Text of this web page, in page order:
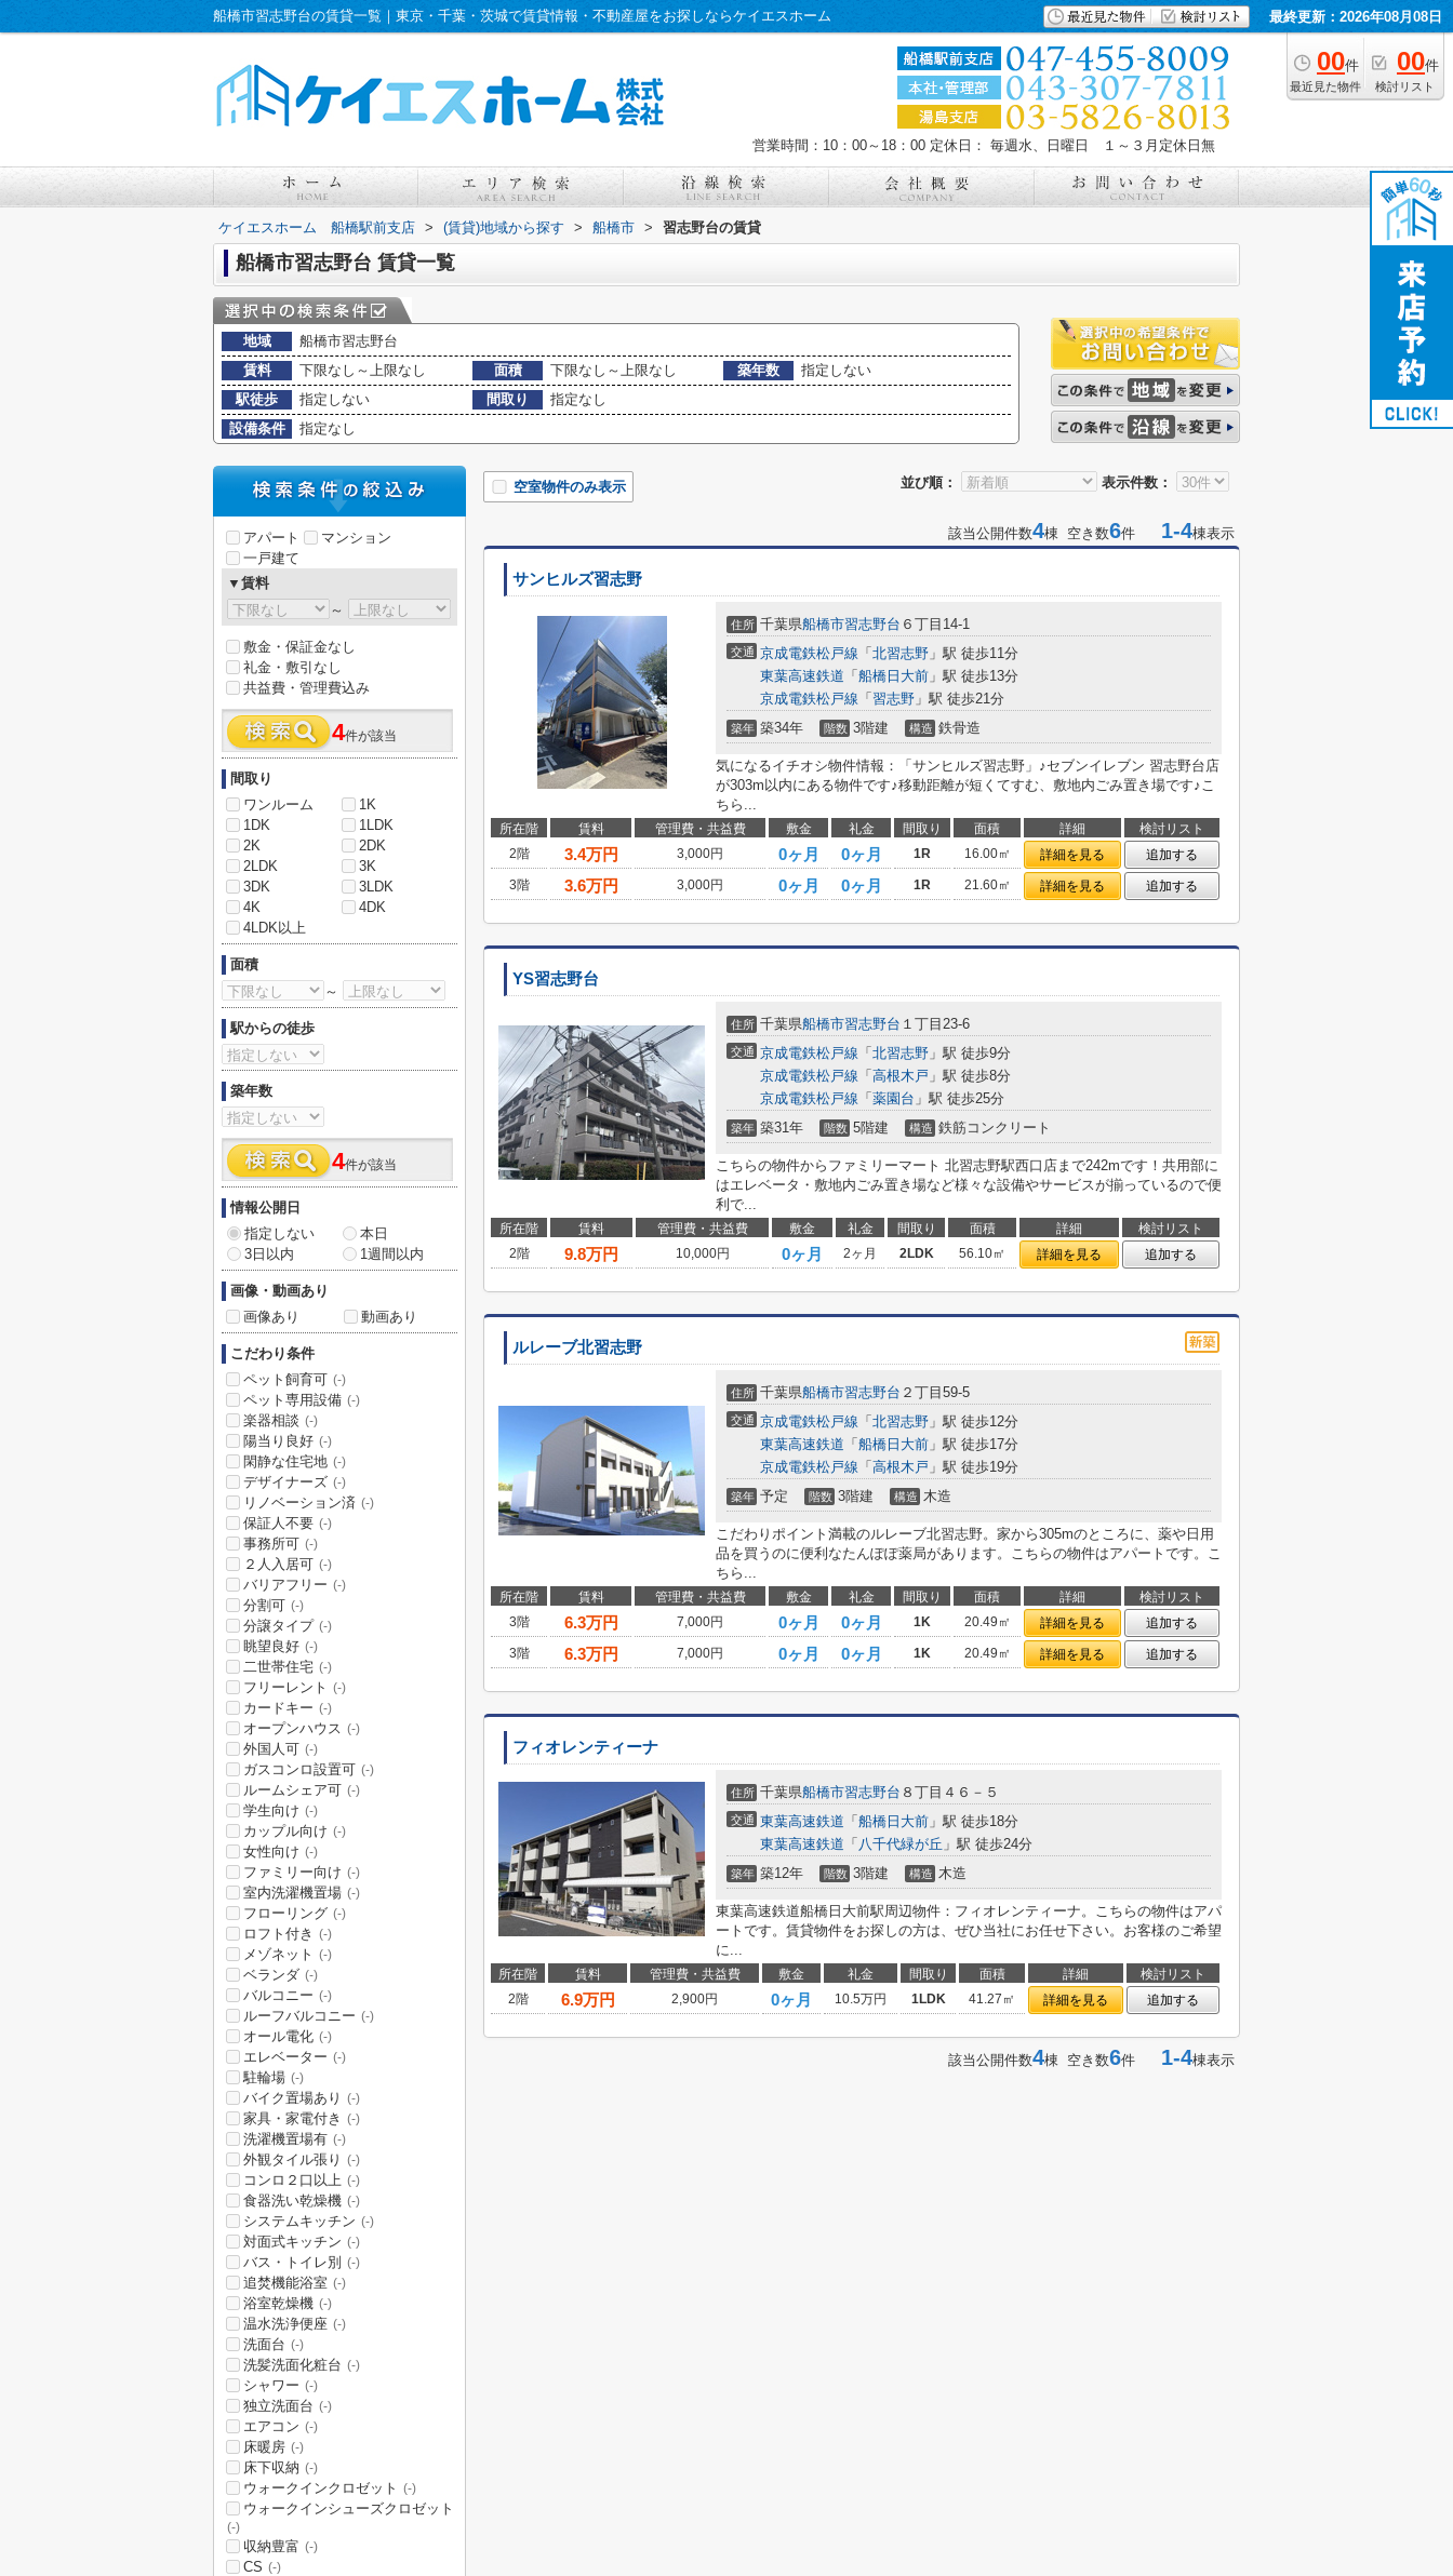
船橋市習志野台の賃貸一覧｜東京・千葉・茨城で賃貸情報・不動産屋をお探しならケイエスホーム 最終更新：2026年08月08日
00件
最近見た物件
00件
検討リスト
営業時間：10：00～18：00 定休日： 毎週水、日曜日 １～３月定休日無
ケイエスホーム 船橋駅前支店 > (賃貸)地域から探す > 船橋市 > 習志野台の賃貸
船橋市習志野台 賃貸一覧
地域
船橋市習志野台
賃料
下限なし～上限なし 面積 下限なし～上限なし 築年数
指定しない
駅徒歩
指定しない 間取り
指定なし
設備条件
指定なし
並び順： 表示件数：
空室物件のみ表示
該当公開件数4棟 空き数6件 1-4棟表示
サンヒルズ習志野
住所 千葉県船橋市習志野台 ６丁目14-1
交通 京成電鉄松戸線 「 北習志野 」駅 徒歩11分
東葉高速鉄道 「 船橋日大前 」駅 徒歩13分
京成電鉄松戸線 「 習志野 」駅 徒歩21分
築年 築34年 階数 3階建 構造 鉄骨造
気になるイチオシ物件情報：「サンヒルズ習志野」♪セブンイレブン 習志野台店
が303m以内にある物件です♪移動距離が短くてすむ、敷地内ごみ置き場です♪こ
ちら...
所在階 賃料 管理費・共益費 敷金 礼金 間取り 面積 詳細
検討リスト
2階
3.4万円 3,000円 0ヶ月 0ヶ月 1R 16.00㎡ 詳細を見る
追加する
3階
3.6万円 3,000円 0ヶ月 0ヶ月 1R 21.60㎡ 詳細を見る 追加する
YS習志野台
住所 千葉県船橋市習志野台 １丁目23-6
交通 京成電鉄松戸線 「 北習志野 」駅 徒歩9分
京成電鉄松戸線 「 高根木戸 」駅 徒歩8分
京成電鉄松戸線 「 薬園台 」駅 徒歩25分
築年 築31年 階数 5階建 構造 鉄筋コンクリート
こちらの物件からファミリーマート 北習志野駅西口店まで242mです！共用部に
はエレベータ・敷地内ごみ置き場など様々な設備やサービスが揃っているので便
利で...
所在階 賃料 管理費・共益費 敷金 礼金 間取り 面積 詳細
検討リスト
2階
9.8万円 10,000円 0ヶ月 2ヶ月 2LDK 56.10㎡ 詳細を見る 追加する
ルレーブ北習志野
住所 千葉県船橋市習志野台 ２丁目59-5
交通 京成電鉄松戸線 「 北習志野 」駅 徒歩12分
東葉高速鉄道 「 船橋日大前 」駅 徒歩17分
京成電鉄松戸線 「 高根木戸 」駅 徒歩19分
築年 予定 階数 3階建 構造 木造
こだわりポイント満載のルレーブ北習志野。家から305mのところに、薬や日用
品を買うのに便利なたんぽぽ薬局があります。こちらの物件はアパートです。こ
ちら...
所在階 賃料 管理費・共益費 敷金 礼金 間取り 面積 詳細
検討リスト
3階
6.3万円 7,000円 0ヶ月 0ヶ月 1K 20.49㎡ 詳細を見る
追加する
3階
6.3万円 7,000円 0ヶ月 0ヶ月 1K 20.49㎡ 詳細を見る 追加する
フィオレンティーナ
住所 千葉県船橋市習志野台 ８丁目４６－５
交通 東葉高速鉄道 「 船橋日大前 」駅 徒歩18分
東葉高速鉄道 「 八千代緑が丘 」駅 徒歩24分
築年 築12年 階数 3階建 構造 木造
東葉高速鉄道船橋日大前駅周辺物件：フィオレンティーナ。こちらの物件はアパ
ートです。賃貸物件をお探しの方は、ぜひ当社にお任せ下さい。お客様のご希望
に...
所在階 賃料 管理費・共益費 敷金 礼金 間取り 面積 詳細
検討リスト
2階
6.9万円 2,900円 0ヶ月 10.5万円 1LDK 41.27㎡ 詳細を見る 追加する
該当公開件数4棟 空き数6件 1-4棟表示
アパート
マンション
一戸建て
▼賃料
～
敷金・保証金なし
礼金・敷引なし
共益費・管理費込み
4件が該当
間取り
ワンルーム
1K
1DK
1LDK
2K
2DK
2LDK
3K
3DK
3LDK
4K
4DK
4LDK以上
面積
～
駅からの徒歩
築年数
4件が該当
情報公開日
指定しない
本日
3日以内
1週間以内
画像・動画あり
画像あり
動画あり
こだわり条件
ペット飼育可 (-)
ペット専用設備 (-)
楽器相談 (-)
陽当り良好 (-)
閑静な住宅地 (-)
デザイナーズ (-)
リノベーション済 (-)
保証人不要 (-)
事務所可 (-)
２人入居可 (-)
バリアフリー (-)
分割可 (-)
分譲タイプ (-)
眺望良好 (-)
二世帯住宅 (-)
フリーレント (-)
カードキー (-)
オープンハウス (-)
外国人可 (-)
ガスコンロ設置可 (-)
ルームシェア可 (-)
学生向け (-)
カップル向け (-)
女性向け (-)
ファミリー向け (-)
室内洗濯機置場 (-)
フローリング (-)
ロフト付き (-)
メゾネット (-)
ベランダ (-)
バルコニー (-)
ルーフバルコニー (-)
オール電化 (-)
エレベーター (-)
駐輪場 (-)
バイク置場あり (-)
家具・家電付き (-)
洗濯機置場有 (-)
外観タイル張り (-)
コンロ２口以上 (-)
食器洗い乾燥機 (-)
システムキッチン (-)
対面式キッチン (-)
バス・トイレ別 (-)
追焚機能浴室 (-)
浴室乾燥機 (-)
温水洗浄便座 (-)
洗面台 (-)
洗髪洗面化粧台 (-)
シャワー (-)
独立洗面台 (-)
エアコン (-)
床暖房 (-)
床下収納 (-)
ウォークインクロゼット (-)
ウォークインシューズクロゼット
(-)
収納豊富 (-)
CS (-)